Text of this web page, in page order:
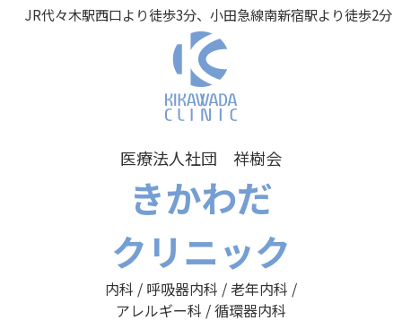
JR代々木駅西口より徒歩3分、小田急線南新宿駅より徒歩2分
医療法人社団 祥樹会
きかわだ
クリニック
内科 / 呼吸器内科 / 老年内科 /
アレルギー科 / 循環器内科